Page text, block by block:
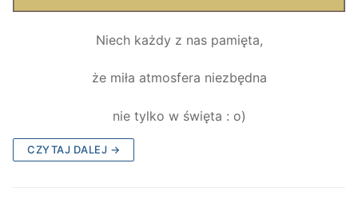
Niech każdy z nas pamięta,
że miła atmosfera niezbędna
nie tylko w święta : o)
CZYTAJ DALEJ →